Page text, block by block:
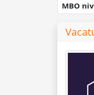
MBO